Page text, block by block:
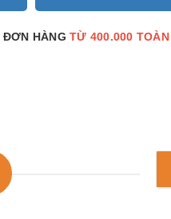
ĐƠN HÀNG TỪ 400.000 TOÀN